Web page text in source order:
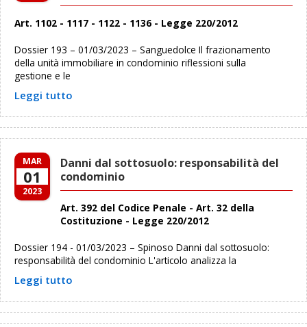
Art. 1102 - 1117 - 1122 - 1136 - Legge 220/2012
Dossier 193 – 01/03/2023 – Sanguedolce Il frazionamento
della unità immobiliare in condominio riflessioni sulla
gestione e le
Leggi tutto
MAR
01
2023
Danni dal sottosuolo: responsabilità del
condominio
Art. 392 del Codice Penale - Art. 32 della
Costituzione - Legge 220/2012
Dossier 194 - 01/03/2023 – Spinoso Danni dal sottosuolo:
responsabilità del condominio L'articolo analizza la
Leggi tutto